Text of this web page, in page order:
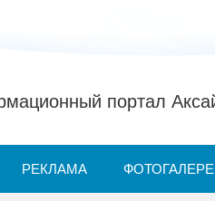
портал
РЕКЛАМА